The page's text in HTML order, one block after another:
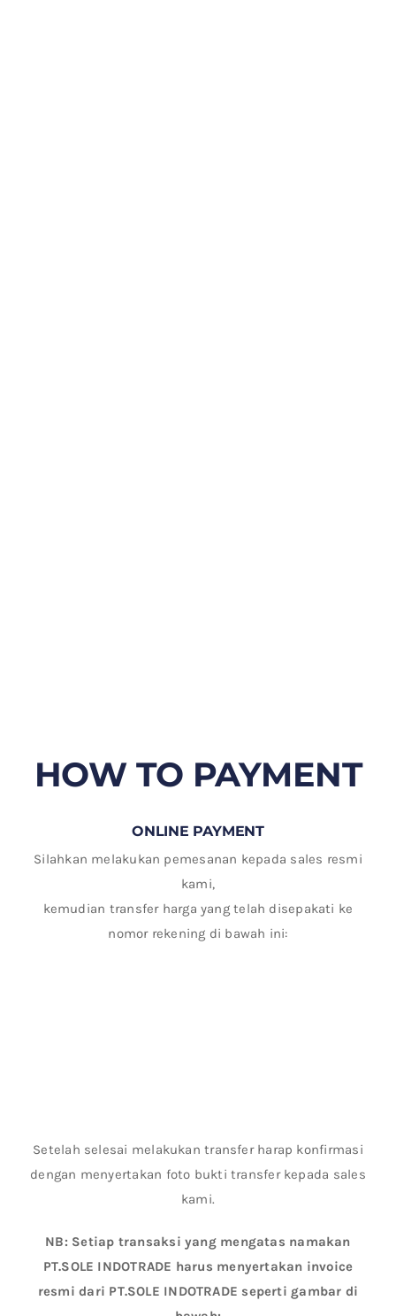
HOW TO PAYMENT
ONLINE PAYMENT
Silahkan melakukan pemesanan kepada sales resmi
kami,
kemudian transfer harga yang telah disepakati ke
nomor rekening di bawah ini:
Setelah selesai melakukan transfer harap konfirmasi
dengan menyertakan foto bukti transfer kepada sales
kami.
NB: Setiap transaksi yang mengatas namakan
PT.SOLE INDOTRADE harus menyertakan invoice
resmi dari PT.SOLE INDOTRADE seperti gambar di